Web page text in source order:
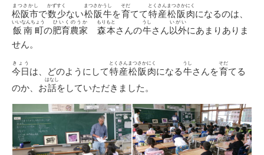
リ
ー
松阪市
まつさかし
で数少
かずすく
ない松阪牛
まつさかうし
を育
そだ
てて特産松阪肉
とくさんまつさかにく
になるのは、
飯南町
いいなんちょう
の肥育農家
ひいくのうか
森本
もりもと
さんの牛
うし
さん以外
いがい
にあまりありま
せん。
今日
きょう
は、どのようにして特産松阪肉
とくさんまつさかにく
になる牛
うし
さんを育
そだ
てる
のか、お話
はなし
をしていただきました。